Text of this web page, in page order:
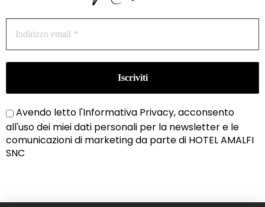
Avendo letto l'Informativa Privacy, acconsento
all'uso dei miei dati personali per la newsletter e le
comunicazioni di marketing da parte di HOTEL AMALFI
SNC